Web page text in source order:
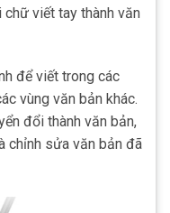
viết tay thành văn
để viết trong các
vùng văn bản khác.
đổi thành văn bản,
chỉnh sửa văn bản đã